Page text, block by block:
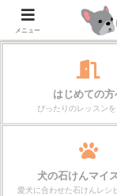
作る楽
はじめての方
ぴったりのレッスン
犬の石けんマイ
愛犬に合わせた石けんレシ
メニュー